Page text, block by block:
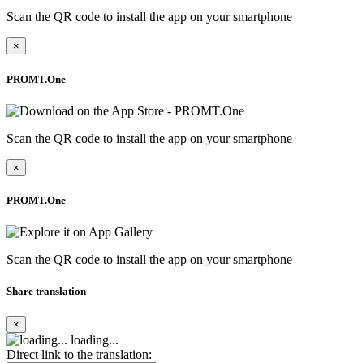
Scan the QR code to install the app on your smartphone
×
PROMT.One
Scan the QR code to install the app on your smartphone
×
PROMT.One
Scan the QR code to install the app on your smartphone
Share translation
×
loading...
Direct link to the translation: